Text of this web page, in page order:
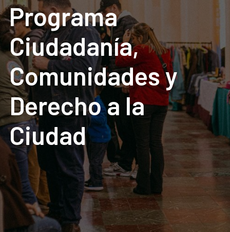
Programa
Ciudadanía,
Comunidades y
Derecho a la
Ciudad